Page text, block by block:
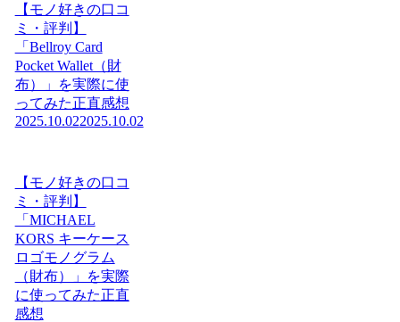
【モノ好きの口コ
ミ・評判】
「Bellroy Card
Pocket Wallet（財
布）」を実際に使
ってみた正直感想
2025.10.022025.10.02
【モノ好きの口コ
ミ・評判】
「MICHAEL
KORS キーケース
ロゴモノグラム
（財布）」を実際
に使ってみた正直
感想